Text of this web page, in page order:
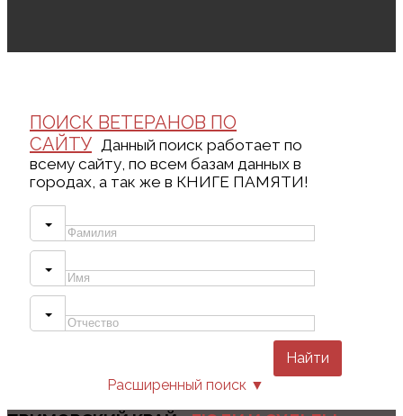
ПОИСК ВЕТЕРАНОВ ПО
САЙТУ Данный поиск работает по
всему сайту, по всем базам данных в
городах, а так же в КНИГЕ ПАМЯТИ!
Найти
Расширенный поиск ▼